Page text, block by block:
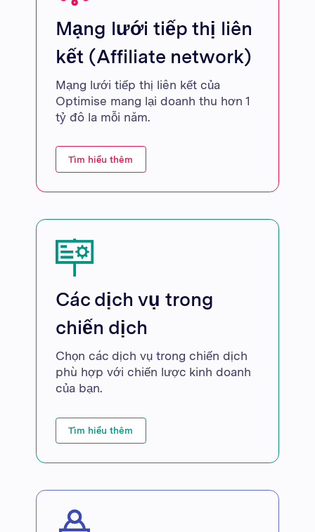
Mạng lưới tiếp thị liên
kết (Affiliate network)
Mạng lưới tiếp thị liên kết của
Optimise mang lại doanh thu hơn 1
tỷ đô la mỗi năm.
Tìm hiểu thêm
Các dịch vụ trong
chiến dịch
Chọn các dịch vụ trong chiến dịch
phù hợp với chiến lược kinh doanh
của bạn.
Tìm hiểu thêm